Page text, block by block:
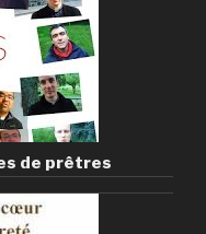
de prêtres